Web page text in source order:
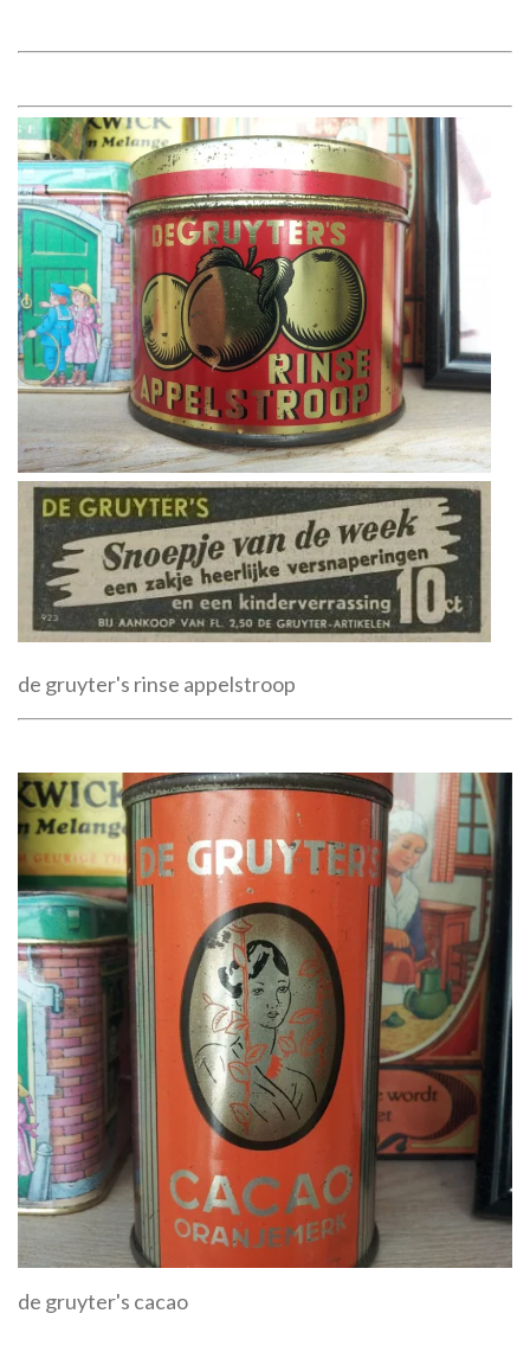
de gruyter's rinse appelstroop
de gruyter's cacao